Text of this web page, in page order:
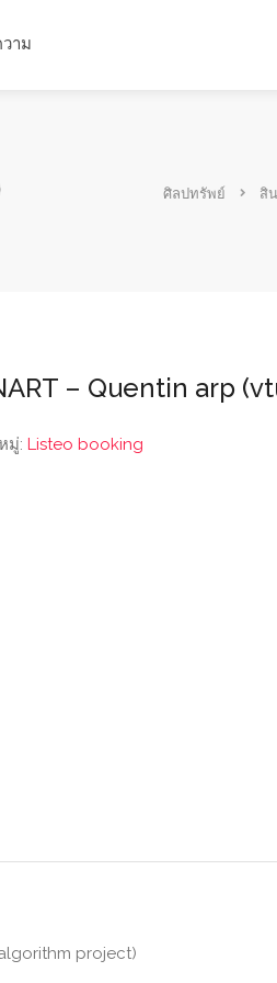
าม
ศิลปทรัพย์ สิ
– Quentin arp
มู่: Listeo booking
project)